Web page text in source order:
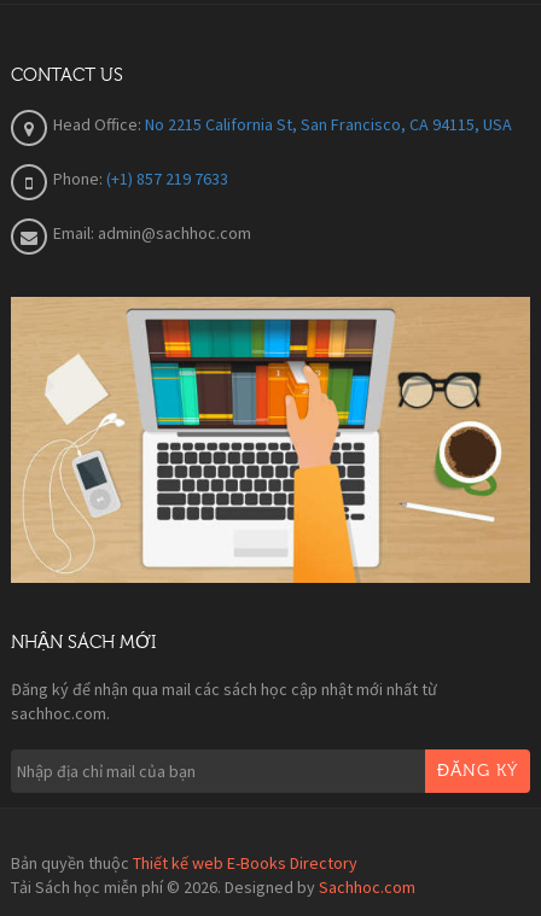
CONTACT US
Head Office: No 2215 California St, San Francisco, CA 94115, USA
Phone: (+1) 857 219 7633
Email: admin@sachhoc.com
NHẬN SÁCH MỚI
Đăng ký để nhận qua mail các sách học cập nhật mới nhất từ
sachhoc.com.
ĐĂNG KÝ
Bản quyền thuộc Thiết kế web E-Books Directory
Tải Sách học miễn phí © 2026. Designed by Sachhoc.com